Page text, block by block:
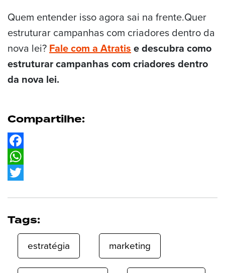
Quem entender isso agora sai na frente.Quer
estruturar campanhas com criadores dentro da
nova lei?Fale com a Atratise descubra como
estruturar campanhas com criadores dentro
da nova lei.
Compartilhe:
Facebook
WhatsApp
Tags:
estratégia
marketing